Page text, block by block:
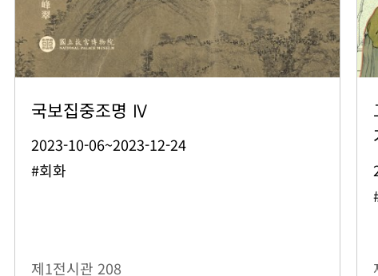
국보집중조명 Ⅳ
2023-10-06~2023-12-24
#회화
제1전시관 208